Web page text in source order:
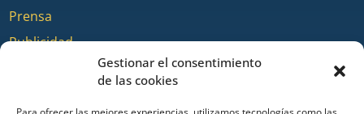
Gestionar el consentimiento
de las cookies
Prensa
Publicidad
Quienes somos